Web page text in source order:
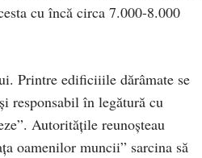
cu încă circa 7.000-8.000
Printre edificiiile dărâmate se
responsabil în legătură cu
Autorităţile reunoşteau
oamenilor muncii” sarcina să